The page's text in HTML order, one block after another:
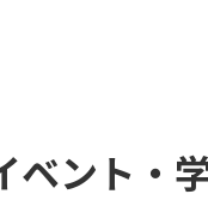
ベント・